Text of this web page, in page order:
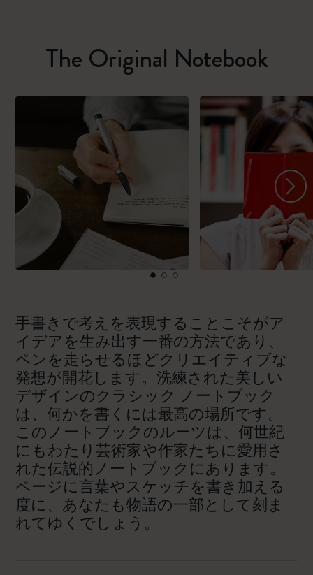
The Original Notebook
手書きで考えを表現することこそがア
イデアを生み出す一番の方法であり、
ペンを走らせるほどクリエイティブな
発想が開花します。洗練された美しい
デザインのクラシック ノートブック
は、何かを書くには最高の場所です。
このノートブックのルーツは、何世紀
にもわたり芸術家や作家たちに愛用さ
れた伝説的ノートブックにあります。
ページに言葉やスケッチを書き加える
度に、あなたも物語の一部として刻ま
れてゆくでしょう。